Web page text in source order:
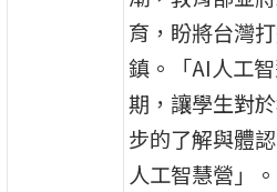
育，盼將台灣
鎮。「AI人工
期，讓學生對
步的了解與體
人工智慧營」。